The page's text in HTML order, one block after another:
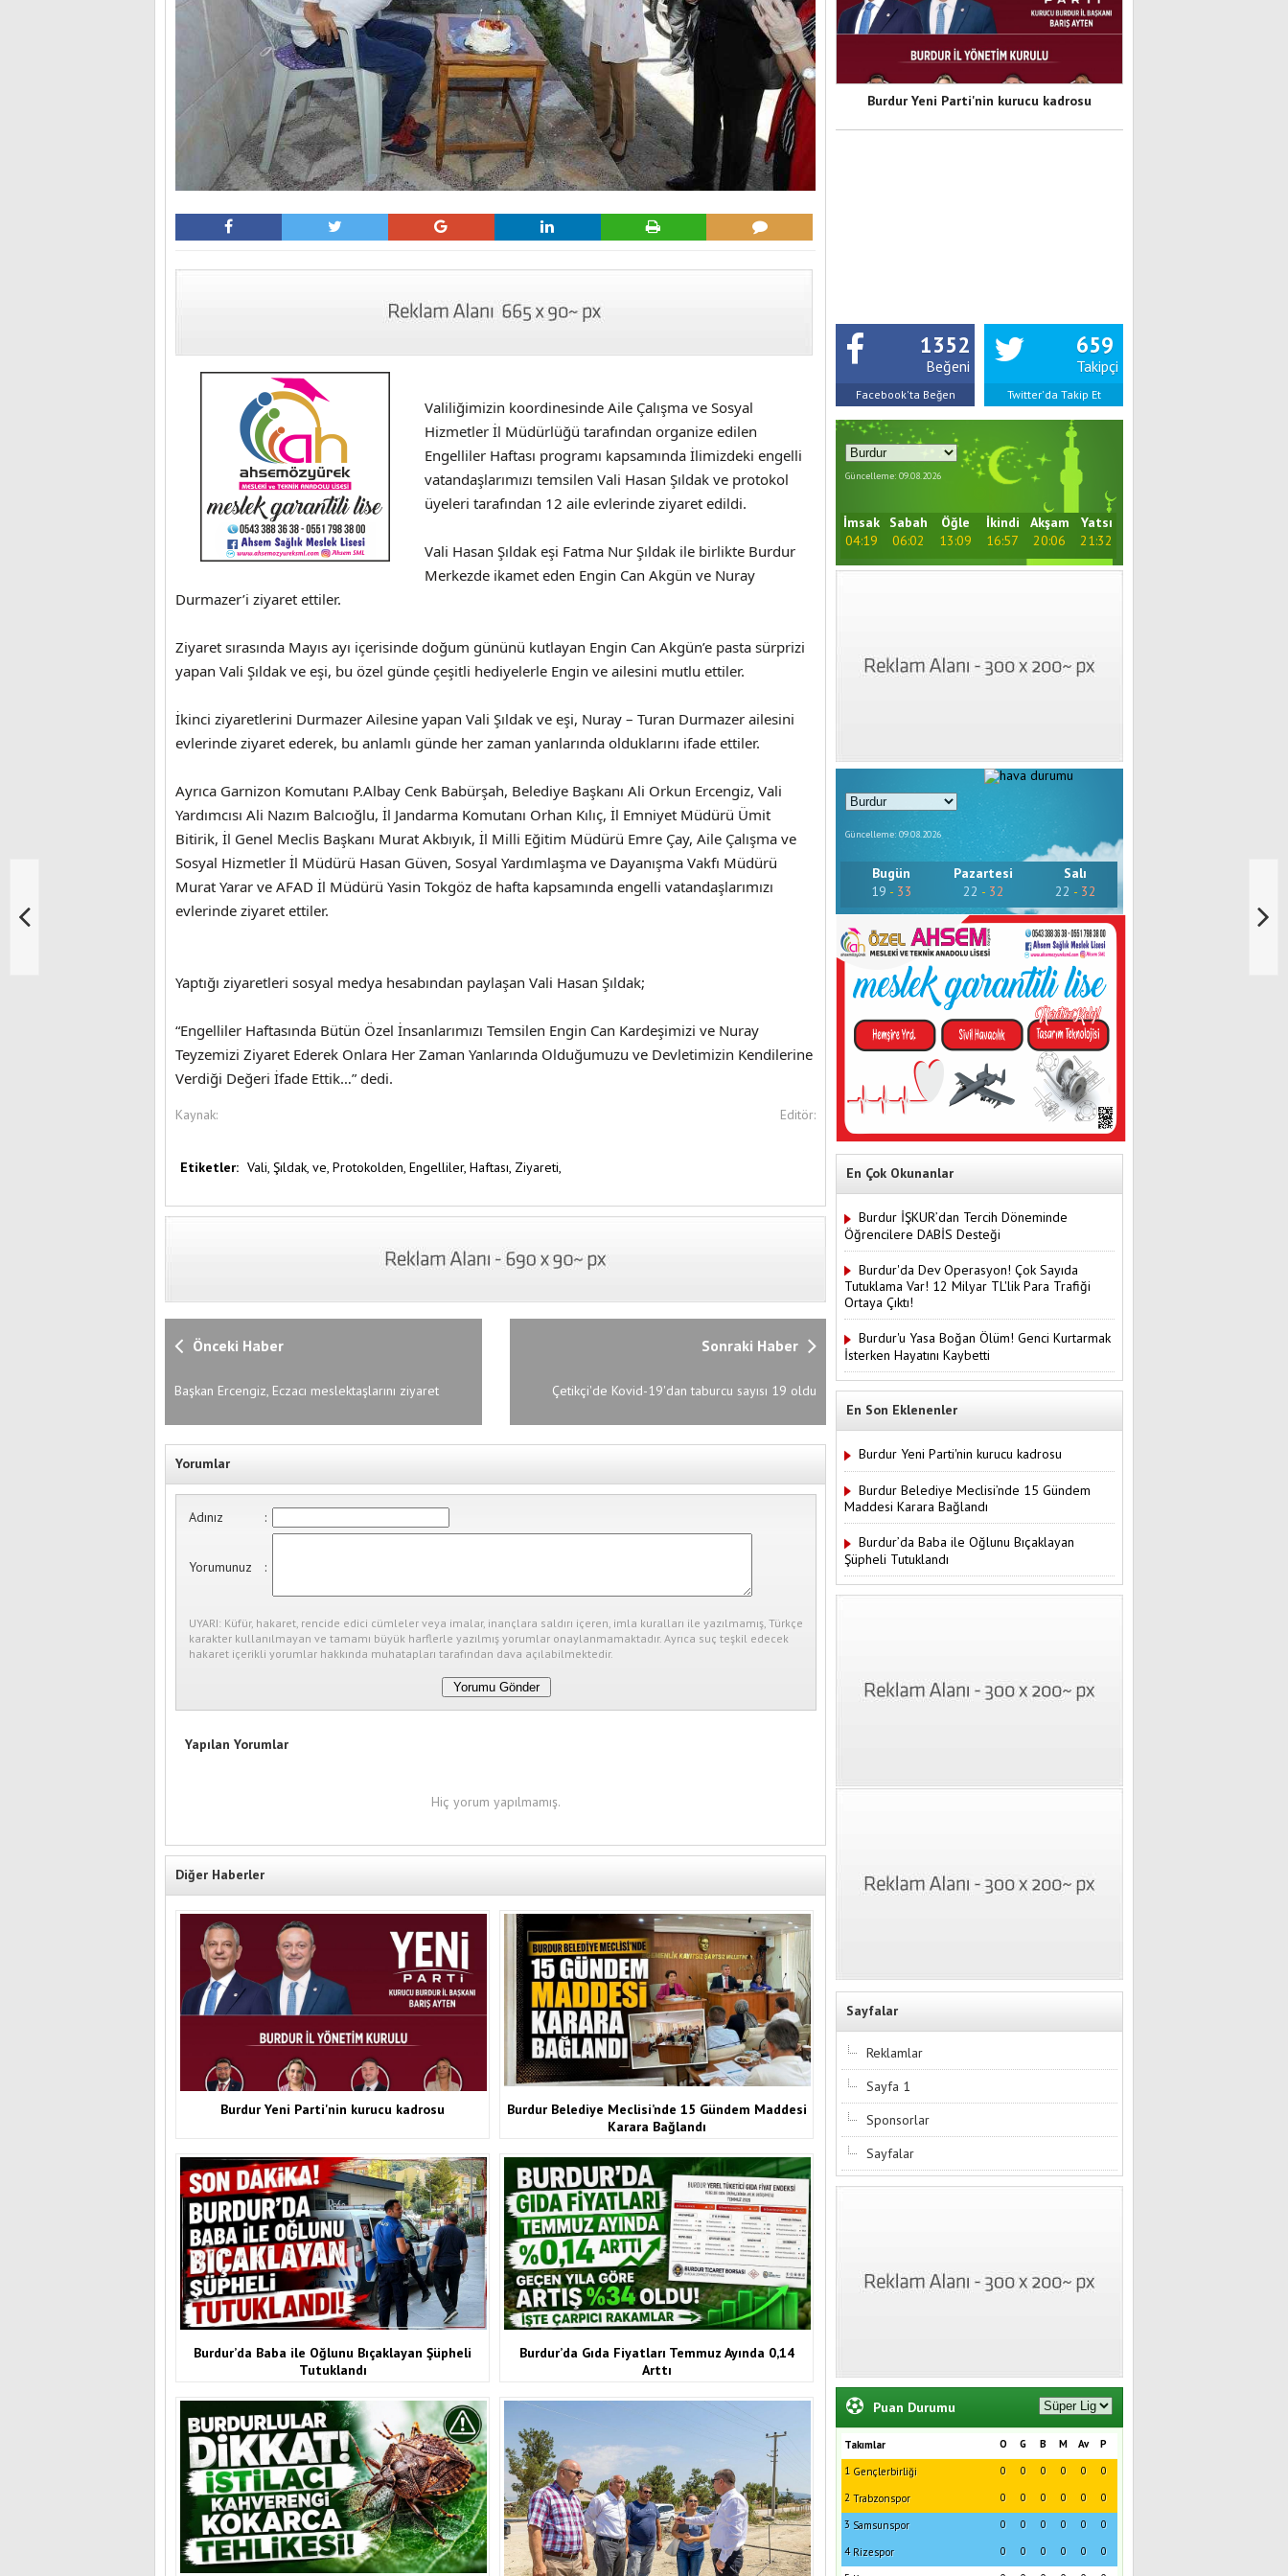
Valiliğimizin koordinesinde Aile Çalışma ve Sosyal
Hizmetler İl Müdürlüğü tarafından organize edilen
Engelliler Haftası programı kapsamında İlimizdeki engelli
vatandaşlarımızı temsilen Vali Hasan Şıldak ve protokol
üyeleri tarafından 12 aile evlerinde ziyaret edildi.
Vali Hasan Şıldak eşi Fatma Nur Şıldak ile birlikte Burdur
Merkezde ikamet eden Engin Can Akgün ve Nuray
Durmazer’i ziyaret ettiler.
Ziyaret sırasında Mayıs ayı içerisinde doğum gününü kutlayan Engin Can Akgün’e pasta sürprizi
yapan Vali Şıldak ve eşi, bu özel günde çeşitli hediyelerle Engin ve ailesini mutlu ettiler.
İkinci ziyaretlerini Durmazer Ailesine yapan Vali Şıldak ve eşi, Nuray – Turan Durmazer ailesini
evlerinde ziyaret ederek, bu anlamlı günde her zaman yanlarında olduklarını ifade ettiler.
Ayrıca Garnizon Komutanı P.Albay Cenk Babürşah, Belediye Başkanı Ali Orkun Ercengiz, Vali
Yardımcısı Ali Nazım Balcıoğlu, İl Jandarma Komutanı Orhan Kılıç, İl Emniyet Müdürü Ümit
Bitirik, İl Genel Meclis Başkanı Murat Akbıyık, İl Milli Eğitim Müdürü Emre Çay, Aile Çalışma ve
Sosyal Hizmetler İl Müdürü Hasan Güven, Sosyal Yardımlaşma ve Dayanışma Vakfı Müdürü
Murat Yarar ve AFAD İl Müdürü Yasin Tokgöz de hafta kapsamında engelli vatandaşlarımızı
evlerinde ziyaret ettiler.
Yaptığı ziyaretleri sosyal medya hesabından paylaşan Vali Hasan Şıldak;
“Engelliler Haftasında Bütün Özel İnsanlarımızı Temsilen Engin Can Kardeşimizi ve Nuray
Teyzemizi Ziyaret Ederek Onlara Her Zaman Yanlarında Olduğumuzu ve Devletimizin Kendilerine
Verdiği Değeri İfade Ettik…” dedi.
Kaynak: Editör:
Etiketler: Vali, Şıldak, ve, Protokolden, Engelliler, Haftası, Ziyareti,
Önceki Haber
Başkan Ercengiz, Eczacı meslektaşlarını ziyaret
Sonraki Haber
Çetikçi'de Kovid-19'dan taburcu sayısı 19 oldu
Yorumlar
Adınız :
Yorumunuz :
UYARI: Küfür, hakaret, rencide edici cümleler veya imalar, inançlara saldırı içeren, imla kuralları ile yazılmamış, Türkçe
karakter kullanılmayan ve tamamı büyük harflerle yazılmış yorumlar onaylanmamaktadır. Ayrıca suç teşkil edecek
hakaret içerikli yorumlar hakkında muhatapları tarafından dava açılabilmektedir.
Yapılan Yorumlar
Hiç yorum yapılmamış.
Diğer Haberler
Burdur Yeni Parti'nin kurucu kadrosu
Burdur Belediye Meclisi’nde 15 Gündem Maddesi
Karara Bağlandı
Burdur’da Baba ile Oğlunu Bıçaklayan Şüpheli
Tutuklandı
Burdur’da Gıda Fiyatları Temmuz Ayında 0,14
Arttı
Burdur Yeni Parti'nin kurucu kadrosu
1352
Beğeni
Facebook'ta Beğen
659
Takipçi
Twitter'da Takip Et
Güncelleme: 09.08.2026
İmsak
04:19
Sabah
06:02
Öğle
13:09
İkindi
16:57
Akşam
20:06
Yatsı
21:32
Güncelleme: 09.08.2026
Bugün
19 - 33
Pazartesi
22 - 32
Salı
22 - 32
En Çok Okunanlar
Burdur İŞKUR’dan Tercih Döneminde
Öğrencilere DABİS Desteği
Burdur'da Dev Operasyon! Çok Sayıda
Tutuklama Var! 12 Milyar TL'lik Para Trafiği
Ortaya Çıktı!
Burdur'u Yasa Boğan Ölüm! Genci Kurtarmak
İsterken Hayatını Kaybetti
En Son Eklenenler
Burdur Yeni Parti'nin kurucu kadrosu
Burdur Belediye Meclisi’nde 15 Gündem
Maddesi Karara Bağlandı
Burdur’da Baba ile Oğlunu Bıçaklayan
Şüpheli Tutuklandı
Sayfalar
Reklamlar
Sayfa 1
Sponsorlar
Sayfalar
Puan Durumu
Takımlar P
Av
M
B
G
O
1 Gençlerbirliği 0
0
0
0
0
0
2 Trabzonspor 0
0
0
0
0
0
3 Samsunspor 0
0
0
0
0
0
4 Rizespor 0
0
0
0
0
0